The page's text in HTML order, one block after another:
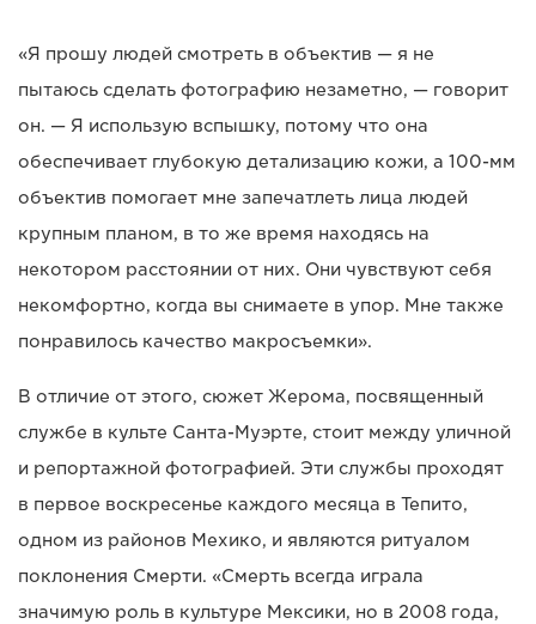
«Я прошу людей смотреть в объектив — я не
пытаюсь сделать фотографию незаметно, — говорит
он. — Я использую вспышку, потому что она
обеспечивает глубокую детализацию кожи, а 100-мм
объектив помогает мне запечатлеть лица людей
крупным планом, в то же время находясь на
некотором расстоянии от них. Они чувствуют себя
некомфортно, когда вы снимаете в упор. Мне также
понравилось качество макросъемки».
В отличие от этого, сюжет Жерома, посвященный
службе в культе Санта-Муэрте, стоит между уличной
и репортажной фотографией. Эти службы проходят
в первое воскресенье каждого месяца в Тепито,
одном из районов Мехико, и являются ритуалом
поклонения Смерти. «Смерть всегда играла
значимую роль в культуре Мексики, но в 2008 года,